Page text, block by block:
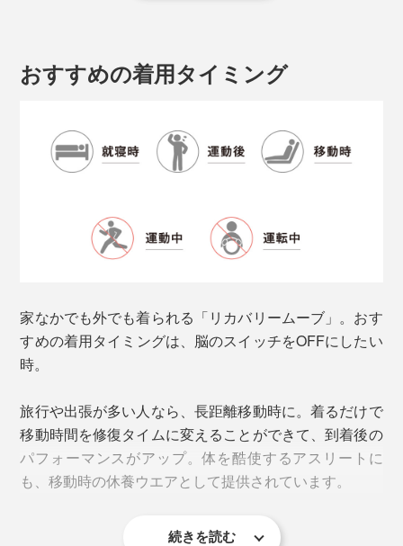
ポケットのサイズ感やフードの大きさなど、ディテール
にもこだわりが感じられ、ファスナーの開閉もなめら
活躍します。
カラー展開は「ブラック」と「杢グレー」。着丈はヒッ
プが半分隠れる程度です。
おすすめの着用タイミング
家なかでも外でも着られる「リカバリームーブ」。おす
すめの着用タイミングは、脳のスイッチをOFFにしたい
時。
旅行や出張が多い人なら、長距離移動時に。着るだけで
移動時間を修復タイムに変えることができて、到着後の
パフォーマンスがアップ。体を酷使するアスリートに
も、移動時の休養ウエアとして提供されています。
続きを読む